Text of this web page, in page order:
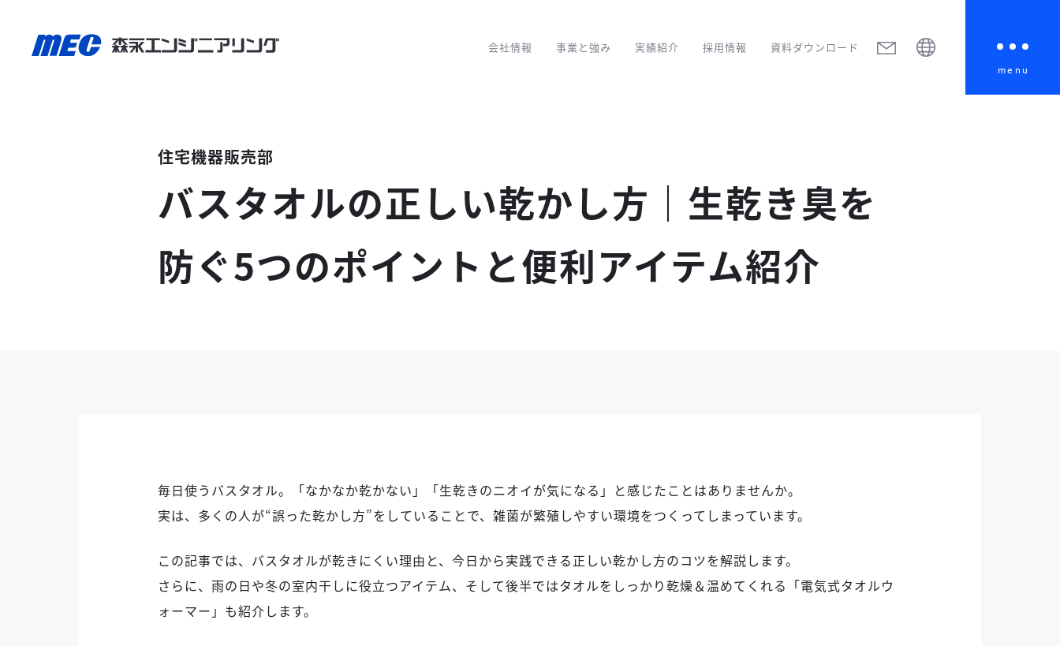
会社情報 事業と強み 実績紹介 採用情報 資料ダウンロード
住宅機器販売部
バスタオルの正しい乾かし方｜生乾き臭を
防ぐ5つのポイントと便利アイテム紹介
毎日使うバスタオル。「なかなか乾かない」「生乾きのニオイが気になる」と感じたことはありませんか。
実は、多くの人が“誤った乾かし方”をしていることで、雑菌が繁殖しやすい環境をつくってしまっています。
この記事では、バスタオルが乾きにくい理由と、今日から実践できる正しい乾かし方のコツを解説します。
さらに、雨の日や冬の室内干しに役立つアイテム、そして後半ではタオルをしっかり乾燥＆温めてくれる「電気式タオルウ
ォーマー」も紹介します。
menu